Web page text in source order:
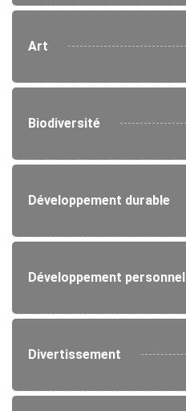
Art
Biodiversité
Développement durable
Développement personnel
Divertissement